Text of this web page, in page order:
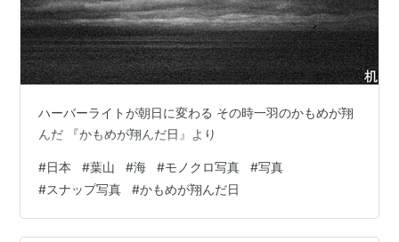
ハーバーライトが朝日に変わる その時一羽のかもめが翔
んだ 『かもめが翔んだ日』より
#日本 #葉山 #海 #モノクロ写真 #写真
#スナップ写真 #かもめが翔んだ日